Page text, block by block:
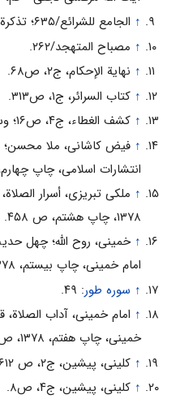
↑ الجامع للشرائع/۶۳۵؛ تذکرة الفقهاء ج۲، ص۲۹۷.
↑ مصباح المتهجد/۲۶۲.
↑ نهایة الإحکام، ج۲، ص۶۸.
↑ کتاب السرائر، ج۱، ص۳۱۳.
↑ کشف الغطاء، ج۴، ص۱۶؛ وسائل الشیعة ج۸، ص ۱۷-۱۹.
↑ فیض کاشانى، ملا محسن؛
انتشارات اسلامى، چاپ چهارم، ۱۴۱۷ هجرى،‌ ج۳، ص
↑ ملکى تبریزى، أسرار
۱۳۷۸، چاپ هشتم، ص ۴۵۸.
↑ خمینى، روح الله؛ چهل
امام خمینى، چاپ بیستم، ۱۳۷۸، ص ۲۰۳.
↑ سوره طور: ۴۹.
↑ امام خمینى، آداب
خمینى، چاپ هفتم، ۱۳۷۸، ص ۱۶۴.
↑ کلینى، پیشین، ج۲، ص ۶۱۲.
↑ کلینى، پیشین، ‌ج۴، ص۸.